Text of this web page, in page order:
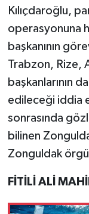
Kılıçdaroğlu,
operasyonuna
başkanının
Trabzon, Rize,
başkanlarının
edileceği iddia
sonrasında
bilinen
Zonguldak
FİTİLİ ALİ